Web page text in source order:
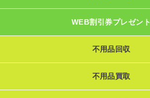
WEB割引券プレゼント
不用品回収
不用品買取